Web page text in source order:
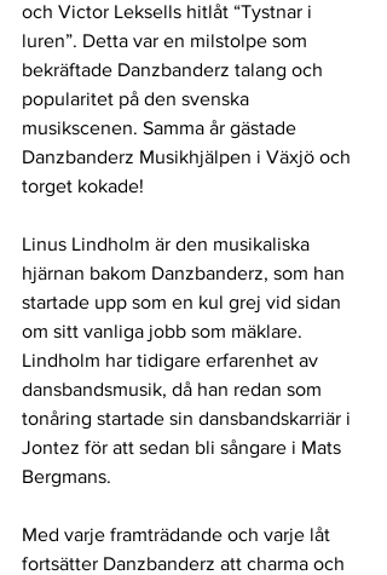
och Victor Leksells hitlåt “Tystnar i
luren”. Detta var en milstolpe som
bekräftade Danzbanderz talang och
popularitet på den svenska
musikscenen. Samma år gästade
Danzbanderz Musikhjälpen i Växjö och
torget kokade!
Linus Lindholm är den musikaliska
hjärnan bakom Danzbanderz, som han
startade upp som en kul grej vid sidan
om sitt vanliga jobb som mäklare.
Lindholm har tidigare erfarenhet av
dansbandsmusik, då han redan som
tonåring startade sin dansbandskarriär i
Jontez för att sedan bli sångare i Mats
Bergmans.
Med varje framträdande och varje låt
fortsätter Danzbanderz att charma och